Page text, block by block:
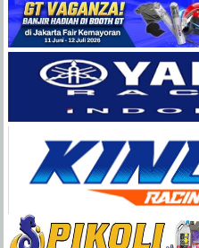
Balap
Paling
Lengkap